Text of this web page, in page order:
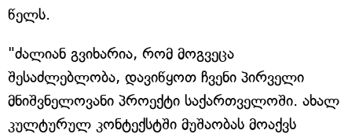
წელს.
"ძალიან გვიხარია, რომ მოგვეცა
შესაძლებლობა, დავიწყოთ ჩვენი პირველი
მნიშვნელოვანი პროექტი საქართველოში. ახალ
კულტურულ კონტექსტში მუშაობას მოაქვს